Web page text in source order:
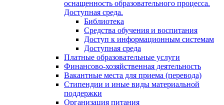
оснащенность образовательного процесса.
Доступная среда.
Библиотека
Средства обучения и воспитания
Доступ к информационным системам
Доступная среда
Платные образовательные услуги
Финансово-хозяйственная деятельность
Вакантные места для приема (перевода)
Стипендии и иные виды материальной
поддержки
Организация питания